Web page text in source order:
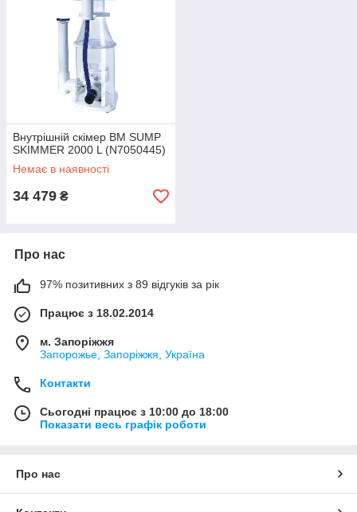
Внутрішній скімер BM SUMP
SKIMMER 2000 L (N7050445)
Немає в наявності
34 479 ₴
Про нас
97% позитивних з 89 відгуків за рік
Працює з 18.02.2014
м. Запоріжжя
Запорожье, Запоріжжя, Україна
Контакти
Сьогодні працює з 10:00 до 18:00
Показати весь графік роботи
Про нас